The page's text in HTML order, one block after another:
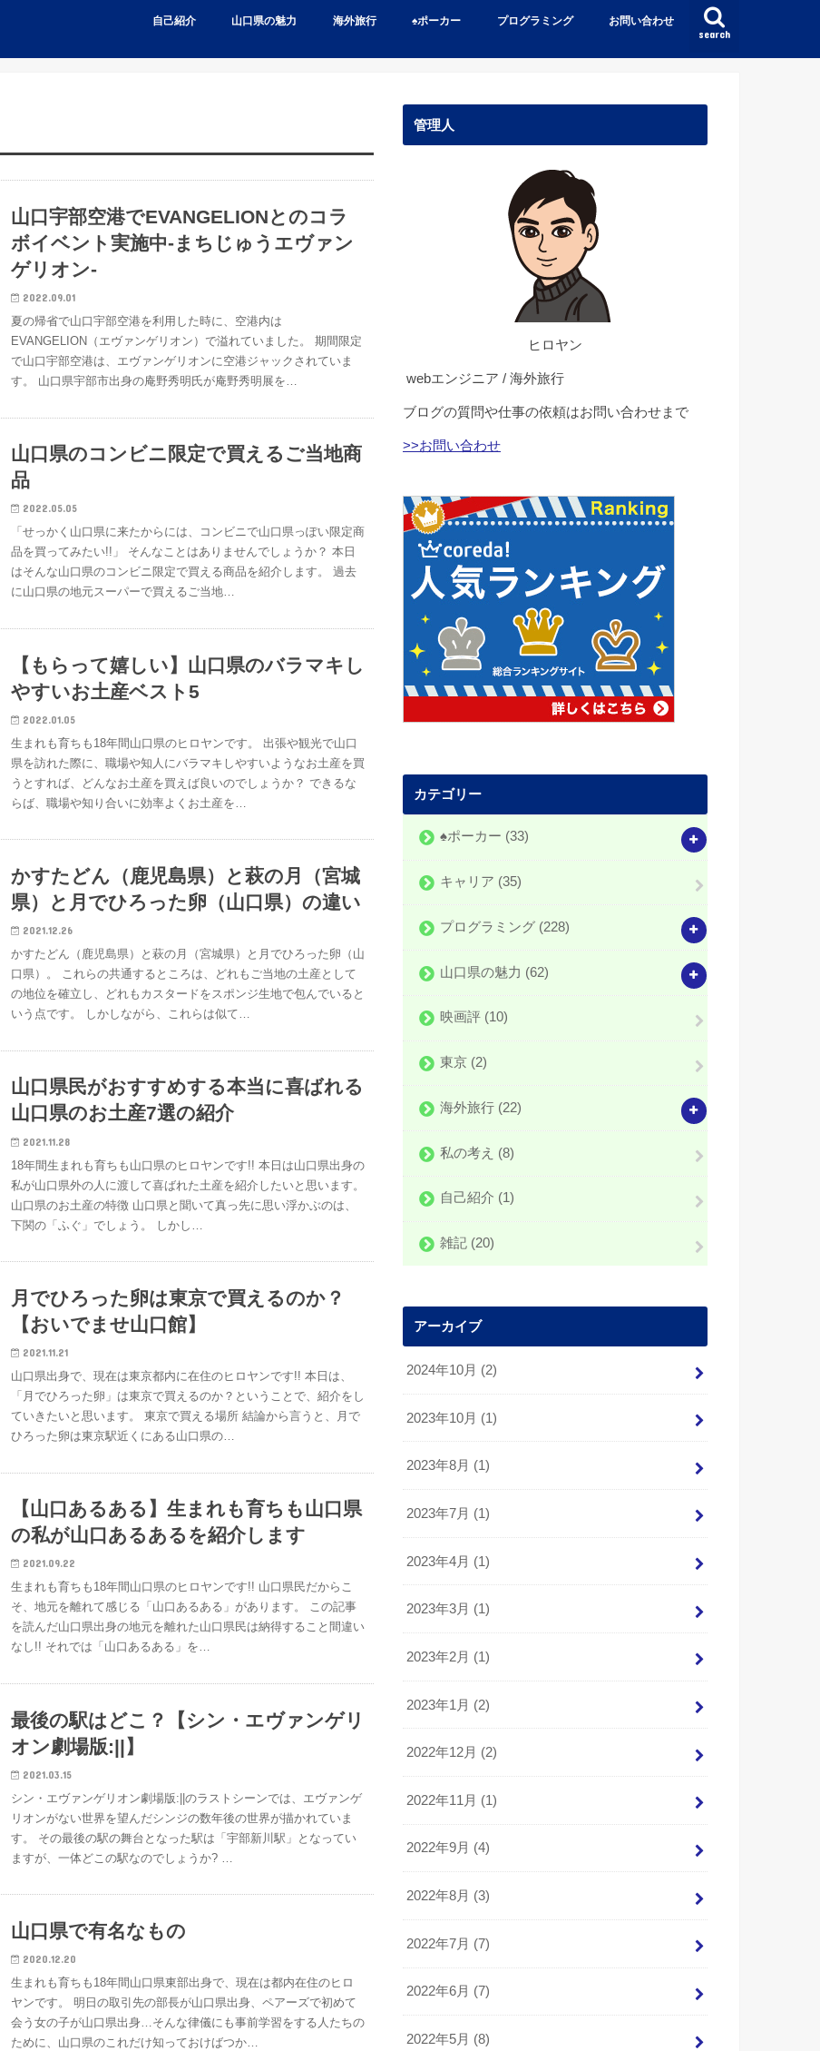
search
自己紹介 山口県の魅力 海外旅行 ♠️ポーカー プログラミング お問い合わせ
山口宇部空港でEVANGELIONとのコラ
ボイベント実施中-まちじゅうエヴァン
ゲリオン-
2022.09.01
夏の帰省で山口宇部空港を利用した時に、空港内は
EVANGELION（エヴァンゲリオン）で溢れていました。 期間限定
で山口宇部空港は、エヴァンゲリオンに空港ジャックされていま
す。 山口県宇部市出身の庵野秀明氏が庵野秀明展を…
山口県のコンビニ限定で買えるご当地商
品
2022.05.05
「せっかく山口県に来たからには、コンビニで山口県っぽい限定商
品を買ってみたい!!」 そんなことはありませんでしょうか？ 本日
はそんな山口県のコンビニ限定で買える商品を紹介します。 過去
に山口県の地元スーパーで買えるご当地…
【もらって嬉しい】山口県のバラマキし
やすいお土産ベスト5
2022.01.05
生まれも育ちも18年間山口県のヒロヤンです。 出張や観光で山口
県を訪れた際に、職場や知人にバラマキしやすいようなお土産を買
うとすれば、どんなお土産を買えば良いのでしょうか？ できるな
らば、職場や知り合いに効率よくお土産を…
かすたどん（鹿児島県）と萩の月（宮城
県）と月でひろった卵（山口県）の違い
2021.12.26
かすたどん（鹿児島県）と萩の月（宮城県）と月でひろった卵（山
口県）。 これらの共通するところは、どれもご当地の土産として
の地位を確立し、どれもカスタードをスポンジ生地で包んでいると
いう点です。 しかしながら、これらは似て…
山口県民がおすすめする本当に喜ばれる
山口県のお土産7選の紹介
2021.11.28
18年間生まれも育ちも山口県のヒロヤンです!! 本日は山口県出身の
私が山口県外の人に渡して喜ばれた土産を紹介したいと思います。
山口県のお土産の特徴 山口県と聞いて真っ先に思い浮かぶのは、
下関の「ふぐ」でしょう。 しかし…
月でひろった卵は東京で買えるのか？
【おいでませ山口館】
2021.11.21
山口県出身で、現在は東京都内に在住のヒロヤンです!! 本日は、
「月でひろった卵」は東京で買えるのか？ということで、紹介をし
ていきたいと思います。 東京で買える場所 結論から言うと、月で
ひろった卵は東京駅近くにある山口県の…
【山口あるある】生まれも育ちも山口県
の私が山口あるあるを紹介します
2021.09.22
生まれも育ちも18年間山口県のヒロヤンです!! 山口県民だからこ
そ、地元を離れて感じる「山口あるある」があります。 この記事
を読んだ山口県出身の地元を離れた山口県民は納得すること間違い
なし!! それでは「山口あるある」を…
最後の駅はどこ？【シン・エヴァンゲリ
オン劇場版:||】
2021.03.15
シン・エヴァンゲリオン劇場版:||のラストシーンでは、エヴァンゲ
リオンがない世界を望んだシンジの数年後の世界が描かれていま
す。 その最後の駅の舞台となった駅は「宇部新川駅」となってい
ますが、一体どこの駅なのでしょうか? …
山口県で有名なもの
2020.12.20
生まれも育ちも18年間山口県東部出身で、現在は都内在住のヒロ
ヤンです。 明日の取引先の部長が山口県出身、ペアーズで初めて
会う女の子が山口県出身…そんな律儀にも事前学習をする人たちの
ために、山口県のこれだけ知っておけばつか…
管理人
ヒロヤン
webエンジニア / 海外旅行
ブログの質問や仕事の依頼はお問い合わせまで
>>お問い合わせ
カテゴリー
♠️ポーカー (33)
キャリア (35)
プログラミング (228)
山口県の魅力 (62)
映画評 (10)
東京 (2)
海外旅行 (22)
私の考え (8)
自己紹介 (1)
雑記 (20)
アーカイブ
2024年10月 (2)
2023年10月 (1)
2023年8月 (1)
2023年7月 (1)
2023年4月 (1)
2023年3月 (1)
2023年2月 (1)
2023年1月 (2)
2022年12月 (2)
2022年11月 (1)
2022年9月 (4)
2022年8月 (3)
2022年7月 (7)
2022年6月 (7)
2022年5月 (8)